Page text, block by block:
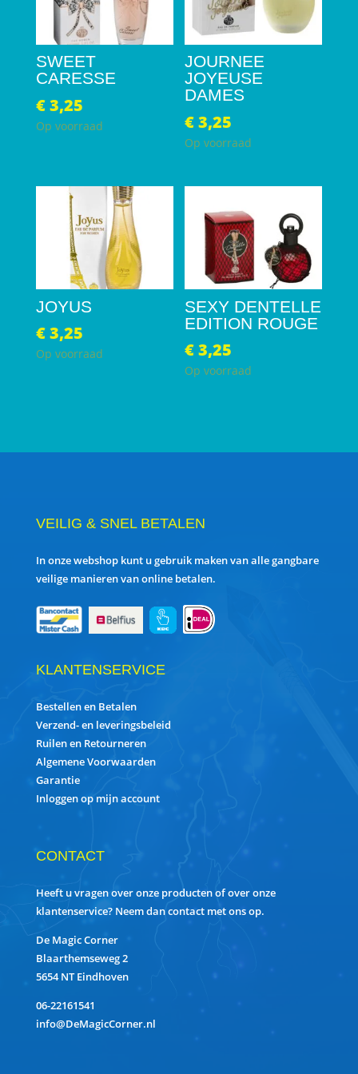
SWEET
CARESSE
€3,25
Op voorraad
JOURNEE
JOYEUSE
DAMES
€3,25
Op voorraad
JOYUS
€3,25
Op voorraad
SEXY DENTELLE
EDITION ROUGE
€3,25
Op voorraad
VEILIG & SNEL BETALEN
In onze webshop kunt u gebruik maken van alle gangbare
veilige manieren van online betalen.
KLANTENSERVICE
Bestellen en Betalen
Verzend- en leveringsbeleid
Ruilen en Retourneren
Algemene Voorwaarden
Garantie
Inloggen op mijn account
CONTACT
Heeft u vragen over onze producten of over onze
klantenservice? Neem dan contact met ons op.
De Magic Corner
Blaarthemseweg 2
5654 NT Eindhoven
06-22161541
info@DeMagicCorner.nl